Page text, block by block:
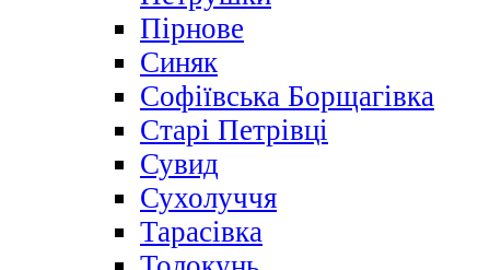
Пірнове
Синяк
Софіївська Борщагівка
Старі Петрівці
Сувид
Сухолуччя
Тарасівка